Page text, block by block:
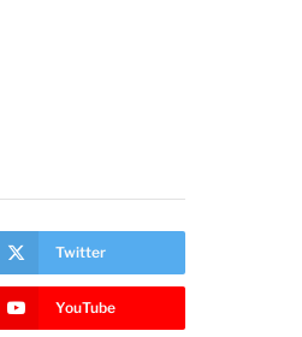
Twitter
YouTube